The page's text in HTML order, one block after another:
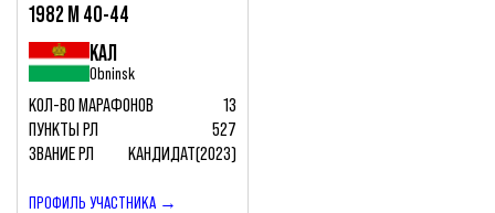
1982 М 40-44
КАЛ
Obninsk
КОЛ-ВО МАРАФОНОВ
13
ПУНКТЫ РЛ
527
ЗВАНИЕ РЛ
КАНДИДАТ(2023)
ПРОФИЛЬ УЧАСТНИКА →